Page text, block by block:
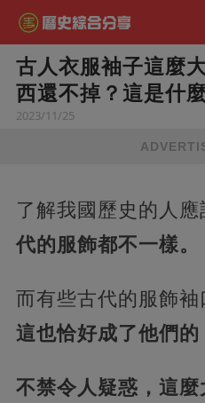
古人衣服袖子這麼
西還不掉？這是什
2023/11/25
了解我國歷史的人應
代的服飾都不一樣。
而有些古代的服飾袖
這也恰好成了他們的
不禁令人疑惑，這